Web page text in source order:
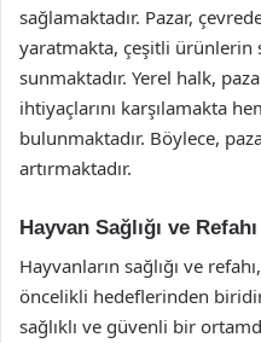
sağlamaktadır. Pazar,
yaratmakta, çeşitli ürünlerin
sunmaktadır. Yerel halk,
ihtiyaçlarını karşılamakta
bulunmaktadır. Böylece,
artırmaktadır.
Hayvan Sağlığı ve Refahı
Hayvanların sağlığı ve
öncelikli hedeflerinden
sağlıklı ve güvenli bir